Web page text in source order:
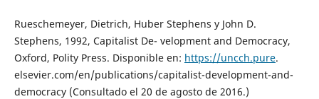
Rueschemeyer, Dietrich, Huber Stephens y John D.
Stephens, 1992, Capitalist De- velopment and Democracy,
Oxford, Polity Press. Disponible en: https://uncch.pure.
elsevier.com/en/publications/capitalist-development-and-
democracy (Consultado el 20 de agosto de 2016.)